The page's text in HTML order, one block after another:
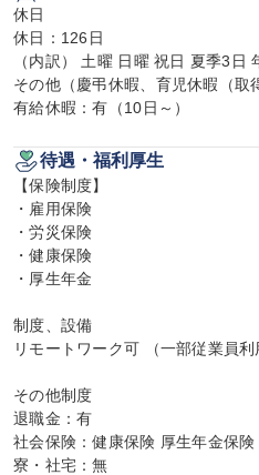
休日
休日：126日
（内訳） 土曜 日曜 祝日 夏季3日
その他（慶弔休暇、育児休暇（取
有給休暇：有（10日～）
待遇・福利厚生
【保険制度】
・雇用保険
・労災保険
・健康保険
・厚生年金
制度、設備
リモートワーク可 （一部従業員利
その他制度
退職金：有
社会保険：健康保険 厚生年金保
寮・社宅：無